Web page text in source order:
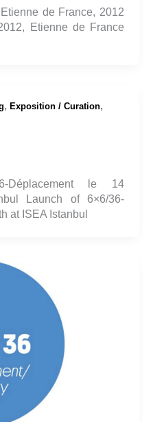
de France, 2012
Etienne de France
, Exposition / Curation,
Déplacement le 14
Launch of 6×6/36-
at ISEA Istanbul